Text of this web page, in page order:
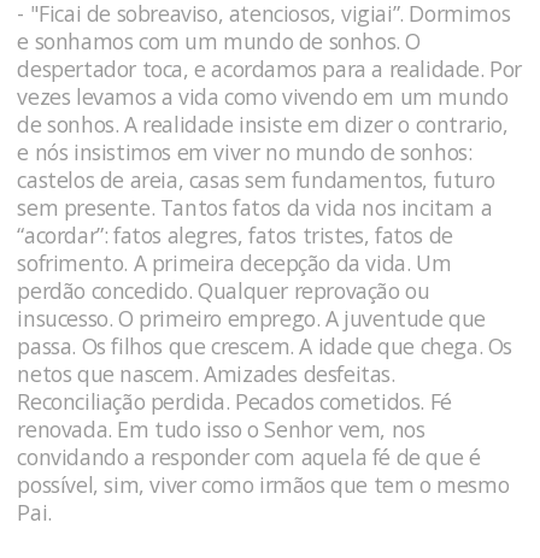
- "Ficai de sobreaviso, atenciosos, vigiai”. Dormimos
e sonhamos com um mundo de sonhos. O
despertador toca, e acordamos para a realidade. Por
vezes levamos a vida como vivendo em um mundo
de sonhos. A realidade insiste em dizer o contrario,
e nós insistimos em viver no mundo de sonhos:
castelos de areia, casas sem fundamentos, futuro
sem presente. Tantos fatos da vida nos incitam a
“acordar”: fatos alegres, fatos tristes, fatos de
sofrimento. A primeira decepção da vida. Um
perdão concedido. Qualquer reprovação ou
insucesso. O primeiro emprego. A juventude que
passa. Os filhos que crescem. A idade que chega. Os
netos que nascem. Amizades desfeitas.
Reconciliação perdida. Pecados cometidos. Fé
renovada. Em tudo isso o Senhor vem, nos
convidando a responder com aquela fé de que é
possível, sim, viver como irmãos que tem o mesmo
Pai.